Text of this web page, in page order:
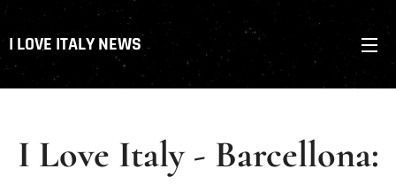
I LOVE ITALY NEWS
I Love Italy - Barcellona: